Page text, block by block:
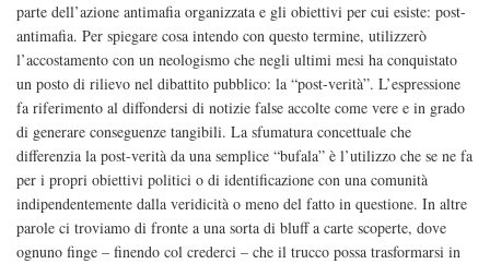
parte dell’azione antimafia organizzata e gli obiettivi per cui esiste: post-
antimafia. Per spiegare cosa intendo con questo termine, utilizzerò
l’accostamento con un neologismo che negli ultimi mesi ha conquistato
un posto di rilievo nel dibattito pubblico: la “post-verità”. L’espressione
fa riferimento al diffondersi di notizie false accolte come vere e in grado
di generare conseguenze tangibili. La sfumatura concettuale che
differenzia la post-verità da una semplice “bufala” è l’utilizzo che se ne fa
per i propri obiettivi politici o di identificazione con una comunità
indipendentemente dalla veridicità o meno del fatto in questione. In altre
parole ci troviamo di fronte a una sorta di bluff a carte scoperte, dove
ognuno finge – finendo col crederci – che il trucco possa trasformarsi in